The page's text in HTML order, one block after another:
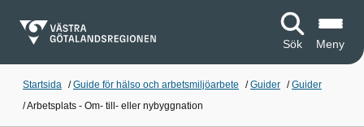
Sök Meny
Startsida /Guide för hälso och arbetsmiljöarbete /Guider /Guider
/Arbetsplats - Om- till- eller nybyggnation